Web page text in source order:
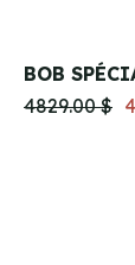
BOB
4829.00 $